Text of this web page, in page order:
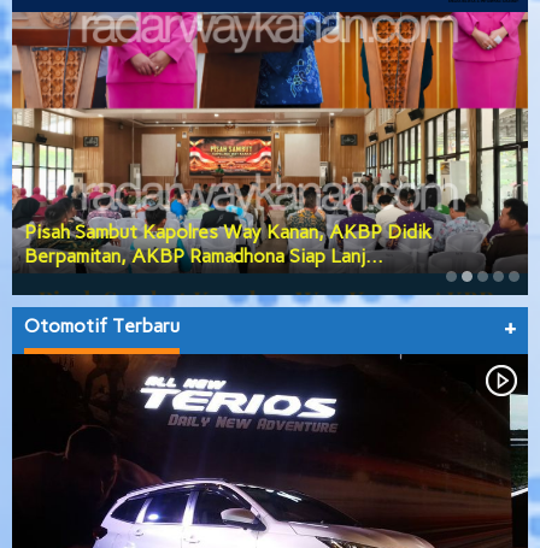
Pisah Sambut Kapolres Way Kanan, AKBP Didik
Berpamitan, AKBP Ramadhona Siap Lanj…
Otomotif Terbaru +